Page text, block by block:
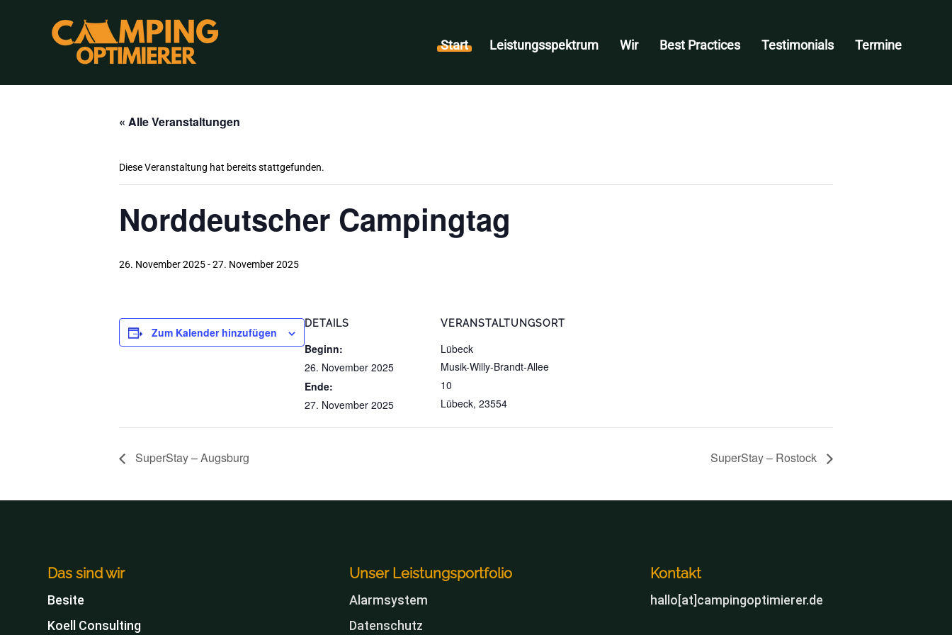
Start Leistungsspektrum Wir Best Practices Testimonials Termine
« Alle Veranstaltungen
Diese Veranstaltung hat bereits stattgefunden.
Norddeutscher Campingtag
26. November 2025-27. November 2025
Zum Kalender hinzufügen
DETAILS
Beginn:
26. November 2025
Ende:
27. November 2025
VERANSTALTUNGSORT
Lübeck
Musik-Willy-Brandt-Allee
10
Lübeck, 23554
SuperStay – Augsburg SuperStay – Rostock
Das sind wir
Besite
Koell Consulting
Unser Leistungsportfolio
Alarmsystem
Datenschutz
Kontakt
hallo[at]campingoptimierer.de